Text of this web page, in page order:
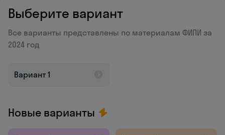
Выберите вариант
Все варианты представлены по материалам ФИПИ за
2024 год
Вариант 1
Новые варианты